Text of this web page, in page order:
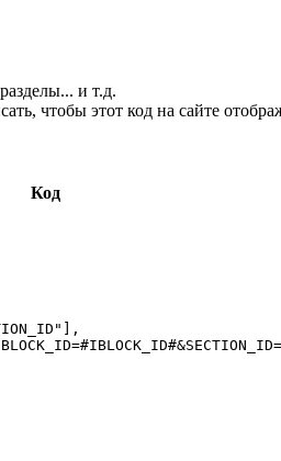
и т.д.
чтобы этот код на сайте
Код